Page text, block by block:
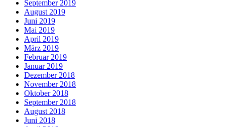
September 2019
August 2019
Juni 2019
Mai 2019
April 2019
März 2019
Februar 2019
Januar 2019
Dezember 2018
November 2018
Oktober 2018
September 2018
August 2018
Juni 2018